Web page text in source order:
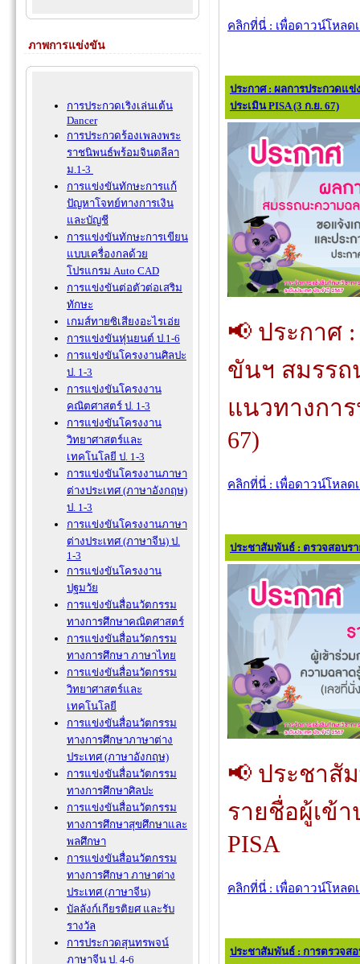
ภาพการแข่งขัน
การประกวดเริงเล่นเต้น
Dancer
การประกวดร้องเพลงพระ
ราชนิพนธ์พร้อมจินตลีลา
ม.1-3
การแข่งขันทักษะการแก้
ปัญหาโจทย์ทางการเงิน
และบัญชี
การแข่งขันทักษะการเขียน
แบบเครื่องกลด้วย
โปรแกรม Auto CAD
การแข่งขันต่อตัวต่อเสริม
ทักษะ
เกมส์ทายซิเสียงอะไรเอ่ย
การแข่งขันหุ่นยนต์ ป.1-6
การแข่งขันโครงงานศิลปะ
ป. 1-3
การแข่งขันโครงงาน
คณิตศาสตร์ ป. 1-3
การแข่งขันโครงงาน
วิทยาศาสตร์และ
เทคโนโลยี ป. 1-3
การแข่งขันโครงงานภาษา
ต่างประเทศ (ภาษาอังกฤษ)
ป. 1-3
การแข่งขันโครงงานภาษา
ต่างประเทศ (ภาษาจีน) ป.
1-3
การแข่งขันโครงงาน
ปฐมวัย
การแข่งขันสื่อนวัตกรรม
ทางการศึกษาคณิตศาสตร์
การแข่งขันสื่อนวัตกรรม
ทางการศึกษา ภาษาไทย
การแข่งขันสื่อนวัตกรรม
วิทยาศาสตร์และ
เทคโนโลยี
การแข่งขันสื่อนวัตกรรม
ทางการศึกษาภาษาต่าง
ประเทศ (ภาษาอังกฤษ)
การแข่งขันสื่อนวัตกรรม
ทางการศึกษาศิลปะ
การแข่งขันสื่อนวัตกรรม
ทางการศึกษาสุขศึกษาและ
พลศึกษา
การแข่งขันสื่อนวัตกรรม
ทางการศึกษา ภาษาต่าง
ประเทศ (ภาษาจีน)
บัลลังก์เกียรติยศ และรับ
รางวัล
การประกวดสุนทรพจน์
ภาษาจีน ป. 4-6
คลิกที่นี่ : เพื่อดาวน์โหลด
ประกาศ : ผลการประกวดแ
ประเมิน PISA (3 ก.ย. 67)
📢 ประกาศ
ขันฯ สมรร
แนวทางการ
67)
คลิกที่นี่ : เพื่อดาวน์โหลด
ประชาสัมพันธ์ : ตรวจสอบร
📢 ประชาสั
รายชื่อผู้เข้
PISA
คลิกที่นี่ : เพื่อดาวน์โหลด
ประชาสัมพันธ์ : การตรวจส